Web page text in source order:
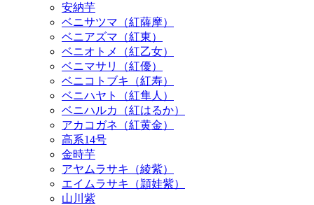
安納芋
ベニサツマ（紅薩摩）
ベニアズマ（紅東）
ベニオトメ（紅乙女）
ベニマサリ（紅優）
ベニコトブキ（紅寿）
ベニハヤト（紅隼人）
ベニハルカ（紅はるか）
アカコガネ（紅黄金）
高系14号
金時芋
アヤムラサキ（綾紫）
エイムラサキ（頴娃紫）
山川紫